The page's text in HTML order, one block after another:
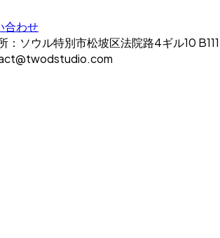
合わせ
：ソウル特別市松坡区法院路4ギル10 B111